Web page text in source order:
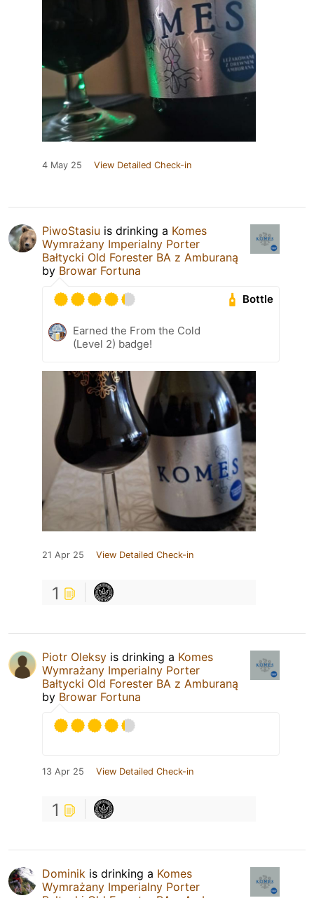
4 May 25 View Detailed Check-in
PiwoStasiu is drinking a Komes
Wymrażany Imperialny Porter
Bałtycki Old Forester BA z Amburaną
by Browar Fortuna
Bottle
Earned the From the Cold
(Level 2) badge!
21 Apr 25 View Detailed Check-in
1
Piotr Oleksy is drinking a Komes
Wymrażany Imperialny Porter
Bałtycki Old Forester BA z Amburaną
by Browar Fortuna
13 Apr 25 View Detailed Check-in
1
Dominik is drinking a Komes
Wymrażany Imperialny Porter